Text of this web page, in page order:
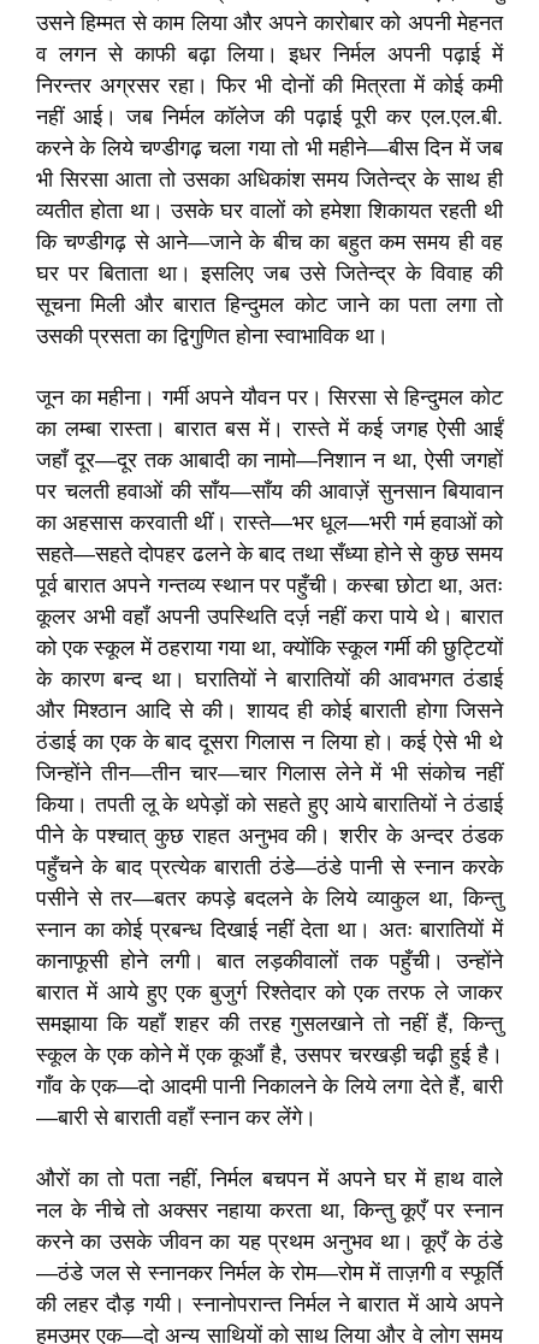
उसने हिम्मत से काम लिया और अपने कारोबार को अपनी मेहनत
व लगन से काफी बढ़ा लिया। इधर निर्मल अपनी पढ़ाई में
निरन्तर अग्रसर रहा। फिर भी दोनों की मित्रता में कोई कमी
नहीं आई। जब निर्मल कॉलेज की पढ़ाई पूरी कर एल.एल.बी.
करने के लिये चण्डीगढ़ चला गया तो भी महीने—बीस दिन में जब
भी सिरसा आता तो उसका अधिकांश समय जितेन्द्र के साथ ही
व्यतीत होता था। उसके घर वालों को हमेशा शिकायत रहती थी
कि चण्डीगढ़ से आने—जाने के बीच का बहुत कम समय ही वह
घर पर बिताता था। इसलिए जब उसे जितेन्द्र के विवाह की
सूचना मिली और बारात हिन्दुमल कोट जाने का पता लगा तो
उसकी प्रसता का द्विगुणित होना स्वाभाविक था।
जून का महीना। गर्मी अपने यौवन पर। सिरसा से हिन्दुमल कोट
का लम्बा रास्ता। बारात बस में। रास्ते में कई जगह ऐसी आईं
जहाँ दूर—दूर तक आबादी का नामो—निशान न था, ऐसी जगहों
पर चलती हवाओं की साँय—साँय की आवाज़ें सुनसान बियावान
का अहसास करवाती थीं। रास्ते—भर धूल—भरी गर्म हवाओं को
सहते—सहते दोपहर ढलने के बाद तथा सँध्या होने से कुछ समय
पूर्व बारात अपने गन्तव्य स्थान पर पहुँची। कस्बा छोटा था, अतः
कूलर अभी वहाँ अपनी उपस्थिति दर्ज़ नहीं करा पाये थे। बारात
को एक स्कूल में ठहराया गया था, क्योंकि स्कूल गर्मी की छुट्टियों
के कारण बन्द था। घरातियों ने बारातियों की आवभगत ठंडाई
और मिश्ठान आदि से की। शायद ही कोई बाराती होगा जिसने
ठंडाई का एक के बाद दूसरा गिलास न लिया हो। कई ऐसे भी थे
जिन्होंने तीन—तीन चार—चार गिलास लेने में भी संकोच नहीं
किया। तपती लू के थपेड़ों को सहते हुए आये बारातियों ने ठंडाई
पीने के पश्चात्‌ कुछ राहत अनुभव की। शरीर के अन्दर ठंडक
पहुँचने के बाद प्रत्येक बाराती ठंडे—ठंडे पानी से स्नान करके
पसीने से तर—बतर कपड़े बदलने के लिये व्याकुल था, किन्तु
स्नान का कोई प्रबन्ध दिखाई नहीं देता था। अतः बारातियों में
कानाफूसी होने लगी। बात लड़कीवालों तक पहुँची। उन्होंने
बारात में आये हुए एक बुजुर्ग रिश्तेदार को एक तरफ ले जाकर
समझाया कि यहाँ शहर की तरह गुसलखाने तो नहीं हैं, किन्तु
स्कूल के एक कोने में एक कूआँ है, उसपर चरखड़ी चढ़ी हुई है।
गाँव के एक—दो आदमी पानी निकालने के लिये लगा देते हैं, बारी
—बारी से बाराती वहाँ स्नान कर लेंगे।
औरों का तो पता नहीं, निर्मल बचपन में अपने घर में हाथ वाले
नल के नीचे तो अक्सर नहाया करता था, किन्तु कूएँ पर स्नान
करने का उसके जीवन का यह प्रथम अनुभव था। कूएँ के ठंडे
—ठंडे जल से स्नानकर निर्मल के रोम—रोम में ताज़गी व स्फूर्ति
की लहर दौड़ गयी। स्नानोपरान्त निर्मल ने बारात में आये अपने
हमउम्र एक—दो अन्य साथियों को साथ लिया और वे लोग समय